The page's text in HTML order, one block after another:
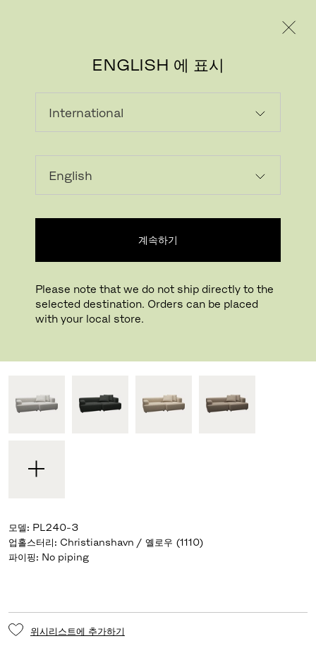
ENGLISH 에 표시
계속하기
Please note that we do not ship directly to the
selected destination. Orders can be placed
with your local store.
클릭하여 확대하기 드래그하여 회전하기
ALPHABET™ SOFA SERIES
디자이너 Piero Lissoni,2008
모델: PL240-3
업홀스터리: Christianshavn / 옐로우 (1110)
파이핑: No piping
위시리스트에 추가하기